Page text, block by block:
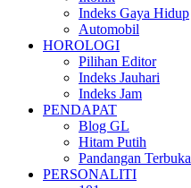
Indeks Gaya Hidup
Automobil
HOROLOGI
Pilihan Editor
Indeks Jauhari
Indeks Jam
PENDAPAT
Blog GL
Hitam Putih
Pandangan Terbuka
PERSONALITI